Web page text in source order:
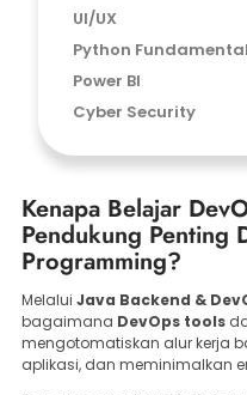
UI/UX
Python Fundamental
Power BI
Cyber Security
Kenapa Belajar
Pendukung Penting
Programming?
Melalui Java Backend &
bagaimana DevOps tools
mengotomatiskan alur kerja
aplikasi, dan meminimalkan